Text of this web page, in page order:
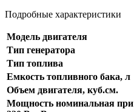
Подробные характеристики
Модель двигателя
Тип генератора
Тип топлива
Емкость топливного бака, л
Объем двигателя, куб.см.
Мощность номинальная при